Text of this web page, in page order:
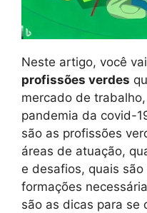
Neste artigo, você
profissões verdes
mercado de
pandemia da covid-
são as profissões
áreas de atuação,
e desafios, quais
formações
são as dicas para se